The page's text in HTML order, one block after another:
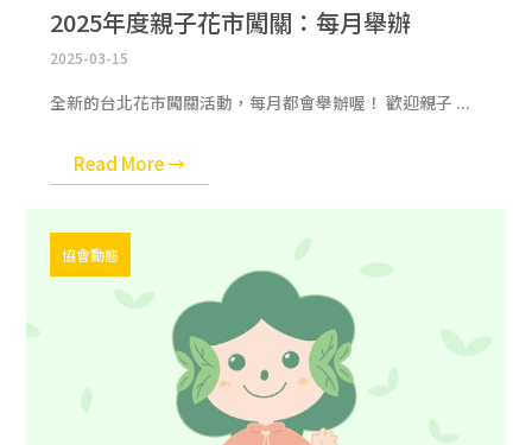
2025年度親子花市闖關：每月舉辦
2025-03-15
全新的台北花市闖關活動，每月都會舉辦喔！ 歡迎親子 ...
Read More →
協會動態